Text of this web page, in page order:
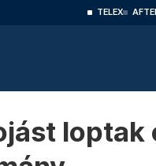
TELEX
loptak